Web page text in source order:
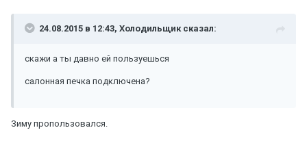
24.08.2015 в 12:43, Холодильщик сказал:
скажи а ты давно ей пользуешься
салонная печка подключена?
Зиму пропользовался.